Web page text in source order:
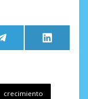
Compartir
en
Telegram
en
LinkedIn
crecimiento